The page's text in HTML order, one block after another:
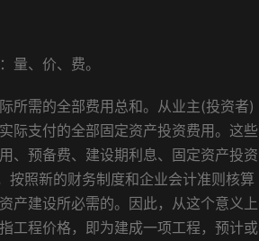
、价、费。
需的全部费用总和。从业主(投资者)
际支付的全部固定资产投资费用。这些
、预备费、建设期利息、固定资产投资
按照新的财务制度和企业会计准则核算
产建设所必需的。因此，从这个意义上
工程价格，即为建成一项工程，预计或